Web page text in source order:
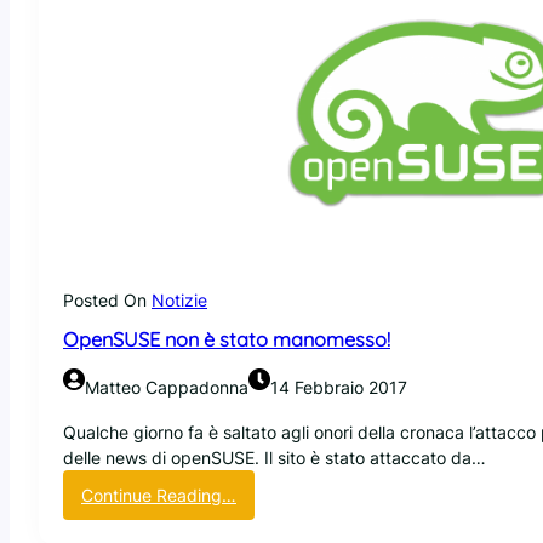
Posted On Notizie
OpenSUSE non è stato manomesso!
Matteo Cappadonna 14 Febbraio 2017
Qualche giorno fa è saltato agli onori della cronaca
delle news di openSUSE. Il sito è stato attaccato da…
Continue Reading…
O